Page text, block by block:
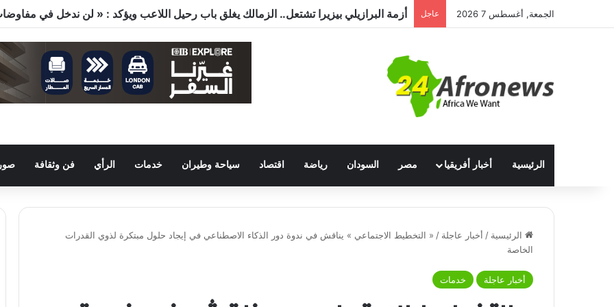
الجمعة, أغسطس 7 2026 عاجل
مصر وتشاد تعززان التعاون في النقل والصحة والتعليم والاستثمار خلال الدورة الرابعة للجنة
الرئيسية أخبار أفريقيا مصر السودان رياضة اقتصاد سياحة وطيران خدمات الرأي فن وثقافة
الرئيسية / أخبار عاجلة / « التخطيط الاجتماعي » يناقش في ندوة دور الذكاء الاصطناعي في إيجاد حلول مبتكرة لذوي القدرات
الخاصة
أخبار عاجلة خدمات